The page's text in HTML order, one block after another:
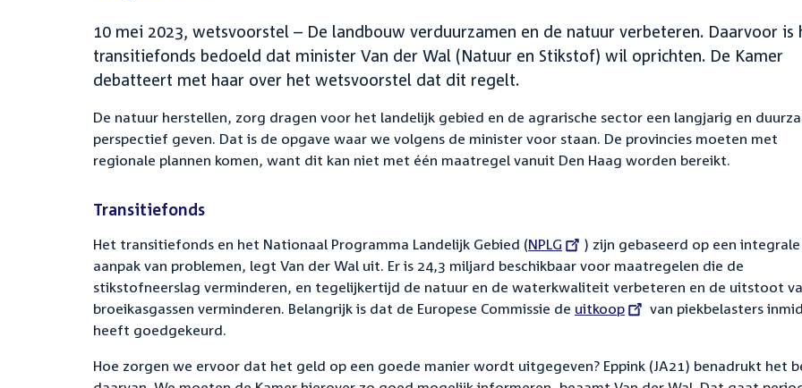
10 mei 2023, wetsvoorstel – De landbouw verduurzamen en de natuur verbeteren. Daarvoor is
transitiefonds bedoeld dat minister Van der Wal (Natuur en Stikstof) wil oprichten. De Kamer
debatteert met haar over het wetsvoorstel dat dit regelt.
De natuur herstellen, zorg dragen voor het landelijk gebied en de agrarische sector een langjarig en
perspectief geven. Dat is de opgave waar we volgens de minister voor staan. De provincies moeten met
regionale plannen komen, want dit kan niet met één maatregel vanuit Den Haag worden bereikt.
Transitiefonds
Het transitiefonds en het Nationaal Programma Landelijk Gebied (External
link:
NPLG
) zijn gebaseerd op een integrale
aanpak van problemen, legt Van der Wal uit. Er is 24,3 miljard beschikbaar voor maatregelen die de
stikstofneerslag verminderen, en tegelijkertijd de natuur en de waterkwaliteit verbeteren en de uitstoot
broeikasgassen verminderen. Belangrijk is dat de Europese Commissie de External
uitkoop
van piekbelasters
heeft goedgekeurd.
Hoe zorgen we ervoor dat het geld op een goede manier wordt uitgegeven? Eppink (JA21) benadrukt het